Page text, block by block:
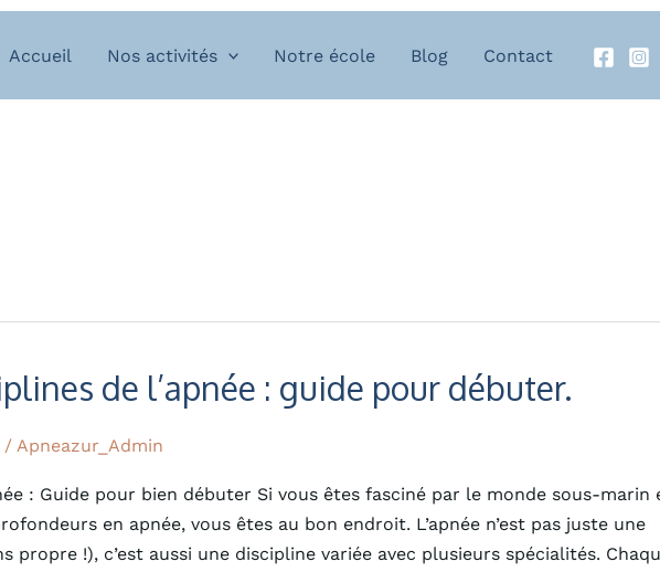
Accueil Nos activités Notre école Blog Contact
de l’apnée : guide pour débuter.
/ Apneazur_Admin
: Guide pour bien débuter Si vous êtes fasciné par le monde sous-marin
en apnée, vous êtes au bon endroit. L’apnée n’est pas juste une
propre !), c’est aussi une discipline variée avec plusieurs spécialités.